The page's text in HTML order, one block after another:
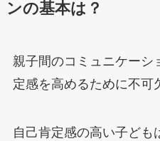
ンの基本は？
親子間のコミュニケーシ
定感を高めるために不可
自己肯定感の高い子ども